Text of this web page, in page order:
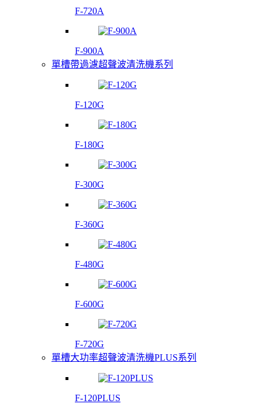
F-720A
F-900A
單槽帶過濾超聲波清洗機系列
F-120G
F-180G
F-300G
F-360G
F-480G
F-600G
F-720G
單槽大功率超聲波清洗機PLUS系列
F-120PLUS